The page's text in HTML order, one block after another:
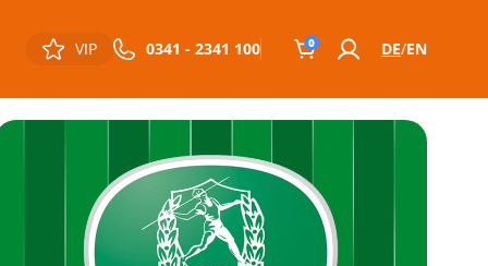
VIP 0341 - 2341 100 0 DE EN